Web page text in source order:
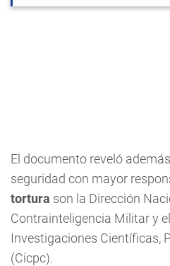
El documento reveló
seguridad con mayor
tortura son la Dirección
Contrainteligencia Militar y
Investigaciones Científicas,
(Cicpc).